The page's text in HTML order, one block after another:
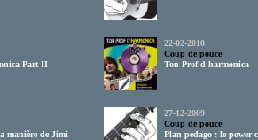
Part II
22-02-2010
Coup de pouce
Ton Prof d harmonica
manière de Jimi
27-12-2009
Coup de pouce
Plan pedago : le power